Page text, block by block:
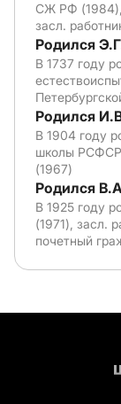
СЖ РФ (1984),
засл.
Родился
В 1737 году
Родился
В 1904 году
школы РСФСР
(1967)
Родился
В 1925 году
(1971), засл.
почетный